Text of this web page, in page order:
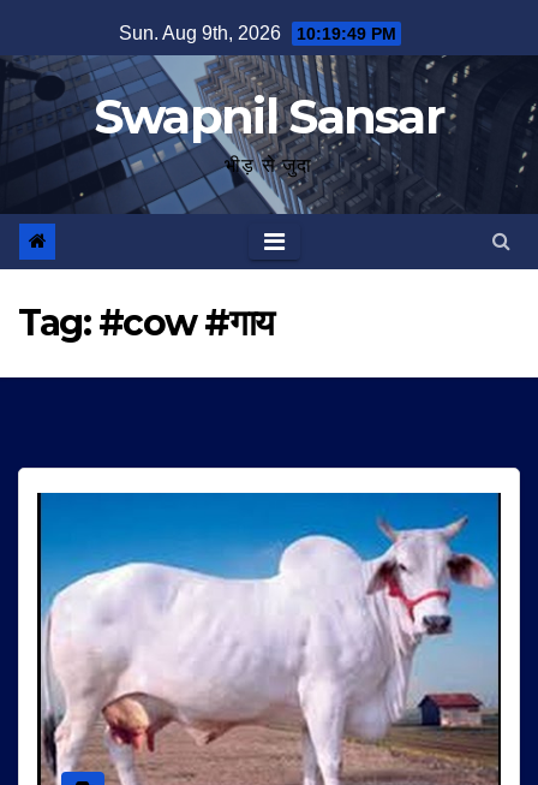
to
content
Sun. Aug 9th, 2026 10:19:49 PM
Swapnil Sansar
भीड़ से जुदा
Tag:#cow #गाय